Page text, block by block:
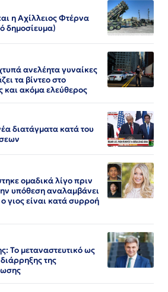
η Αχίλλειος Φτέρνα
δημοσίευμα)
ανελέητα γυναίκες
τα βίντεο στο
και ακόμα ελεύθερος​​​​​​​​​​​​​​​​​​​​​​​​​​​​​​​​​​​​​​​​​​​​​​​​​​
διατάγματα κατά του
ομαδικά λίγο πριν
υπόθεση αναλαμβάνει
γιος είναι κατά συρροή
Το μεταναστευτικό ως
της